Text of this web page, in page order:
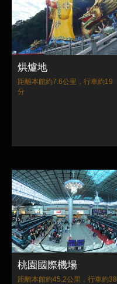
烘爐地
距離本館約7.6公里，行車約19
分
桃園國際機場
距離本館約45.2公里，行車約38